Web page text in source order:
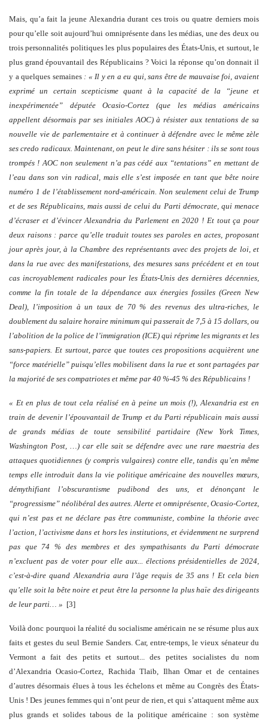
Mais, qu’a fait la jeune Alexandria durant ces trois ou quatre derniers mois
pour qu’elle soit aujourd’hui omniprésente dans les médias, une des deux ou
trois personnalités politiques les plus populaires des États-Unis, et surtout, le
plus grand épouvantail des Républicains ? Voici la réponse qu’on donnait il
y a quelques semaines: « Il y en a eu qui, sans être de mauvaise foi, avaient
exprimé un certain scepticisme quant à la capacité de la “jeune et
inexpérimentée” députée Ocasio-Cortez (que les médias américains
appellent désormais par ses initiales AOC) à résister aux tentations de sa
nouvelle vie de parlementaire et à continuer à défendre avec le même zèle
ses credo radicaux. Maintenant, on peut le dire sans hésiter : ils se sont tous
trompés ! AOC non seulement n’a pas cédé aux “tentations” en mettant de
l’eau dans son vin radical, mais elle s’est imposée en tant que bête noire
numéro 1 de l’établissement nord-américain. Non seulement celui de Trump
et de ses Républicains, mais aussi de celui du Parti démocrate, qui menace
d’écraser et d’évincer Alexandria du Parlement en 2020 ! Et tout ça pour
deux raisons : parce qu’elle traduit toutes ses paroles en actes, proposant
jour après jour, à la Chambre des représentants avec des projets de loi, et
dans la rue avec des manifestations, des mesures sans précédent et en tout
cas incroyablement radicales pour les États-Unis des dernières décennies,
comme la fin totale de la dépendance aux énergies fossiles (Green New
Deal), l’imposition à un taux de 70 % des revenus des ultra-riches, le
doublement du salaire horaire minimum qui passerait de 7,5 à 15 dollars, ou
l’abolition de la police de l’immigration (ICE) qui réprime les migrants et les
sans-papiers. Et surtout, parce que toutes ces propositions acquièrent une
“force matérielle” puisqu’elles mobilisent dans la rue et sont partagées par
la majorité de ses compatriotes et même par 40 %-45 % des Républicains !
« Et en plus de tout cela réalisé en à peine un mois (!), Alexandria est en
train de devenir l’épouvantail de Trump et du Parti républicain mais aussi
de grands médias de toute sensibilité partidaire (New York Times,
Washington Post, …) car elle sait se défendre avec une rare maestria des
attaques quotidiennes (y compris vulgaires) contre elle, tandis qu’en même
temps elle introduit dans la vie politique américaine des nouvelles mœurs,
démythifiant l’obscurantisme pudibond des uns, et dénonçant le
“progressisme” néolibéral des autres. Alerte et omniprésente, Ocasio-Cortez,
qui n’est pas et ne déclare pas être communiste, combine la théorie avec
l’action, l’activisme dans et hors les institutions, et évidemment ne surprend
pas que 74 % des membres et des sympathisants du Parti démocrate
n’excluent pas de voter pour elle aux... élections présidentielles de 2024,
c’est-à-dire quand Alexandria aura l’âge requis de 35 ans ! Et cela bien
qu’elle soit la bête noire et peut être la personne la plus haïe des dirigeants
de leur parti… » [3]
Voilà donc pourquoi la réalité du socialisme américain ne se résume plus aux
faits et gestes du seul Bernie Sanders. Car, entre-temps, le vieux sénateur du
Vermont a fait des petits et surtout... des petites socialistes du nom
d’Alexandria Ocasio-Cortez, Rachida Tlaib, Ilhan Omar et de centaines
d’autres désormais élues à tous les échelons et même au Congrès des États-
Unis ! Des jeunes femmes qui n’ont peur de rien, et qui s’attaquent même aux
plus grands et solides tabous de la politique américaine : son système